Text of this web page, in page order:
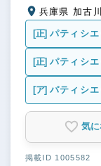
[正] パティシエ
[正] パティシエ
[ア] パティシエ
気
掲載ID 1005582